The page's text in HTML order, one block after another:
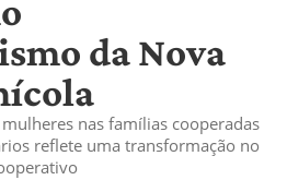
da Nova
nas famílias cooperadas
reflete uma transformação no